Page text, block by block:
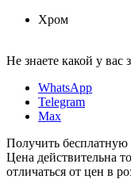
Хром
Не знаете какой у вас
WhatsApp
Telegram
Max
Получить бесплатную
Цена действительна
отличаться от цен в